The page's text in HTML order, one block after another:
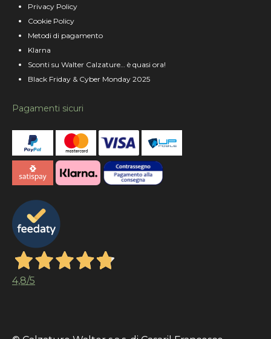
Privacy Policy
Cookie Policy
Metodi di pagamento
Klarna
Sconti su Walter Calzature… è quasi ora!
Black Friday & Cyber Monday 2025
Pagamenti sicuri
4,8/5